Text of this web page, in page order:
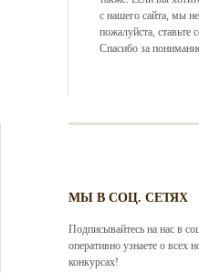
с нашего сайта, мы
пожалуйста, ставьте
Спасибо за
МЫ В СОЦ. СЕТЯХ
Подписывайтесь на нас в
оперативно узнаете о всех
конкурсах!